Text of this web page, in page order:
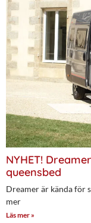
NYHET!
queensbed
Dreamer är kända för
mer
Läs mer »